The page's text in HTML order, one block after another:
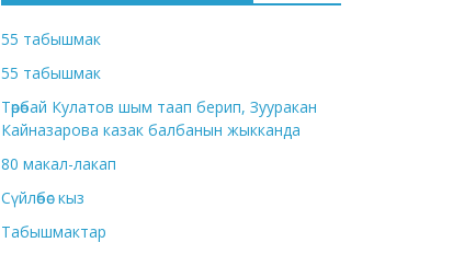
55 табышмак
55 табышмак
Төрөбай Кулатов шым таап берип, Зууракан
Кайназарова казак балбанын жыкканда
80 макал-лакап
Сүйлөбөс кыз
Табышмактар